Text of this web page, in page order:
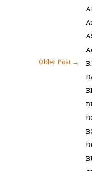
Older Post →